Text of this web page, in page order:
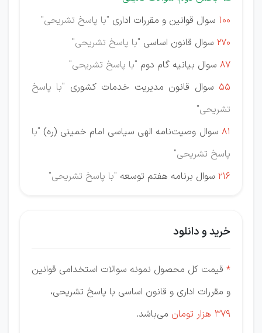
100 سوال قوانین و مقررات اداری "با پاسخ تشریحی"
270 سوال قانون اساسی "با پاسخ تشریحی"
87 سوال بیانیه گام دوم "با پاسخ تشریحی"
55 سوال قانون مدیریت خدمات کشوری "با پاسخ
تشریحی"
81 سوال وصیت‌نامه الهی سیاسی امام خمینی (ره) "با
پاسخ تشریحی"
216 سوال برنامه هفتم توسعه "با پاسخ تشریحی"
خرید و دانلود
* قیمت کل محصول نمونه سوالات استخدامی قوانین
و مقررات اداری و قانون اساسی با پاسخ تشریحی،
379 هزار تومان می‌باشد.